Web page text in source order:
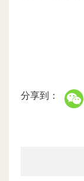
分享到：